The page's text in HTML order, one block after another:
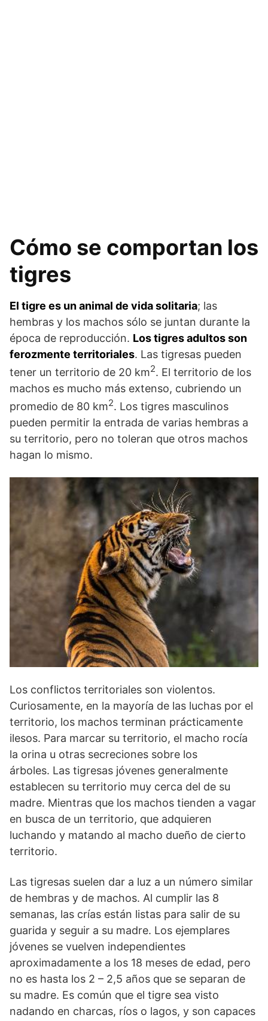
Cómo se comportan los
tigres
El tigre es un animal de vida solitaria; las
hembras y los machos sólo se juntan durante la
época de reproducción. Los tigres adultos son
ferozmente territoriales. Las tigresas pueden
tener un territorio de 20 km2. El territorio de los
machos es mucho más extenso, cubriendo un
promedio de 80 km2. Los tigres masculinos
pueden permitir la entrada de varias hembras a
su territorio, pero no toleran que otros machos
hagan lo mismo.
Los conflictos territoriales son violentos.
Curiosamente, en la mayoría de las luchas por el
territorio, los machos terminan prácticamente
ilesos. Para marcar su territorio, el macho rocía
la orina u otras secreciones sobre los
árboles. Las tigresas jóvenes generalmente
establecen su territorio muy cerca del de su
madre. Mientras que los machos tienden a vagar
en busca de un territorio, que adquieren
luchando y matando al macho dueño de cierto
territorio.
Las tigresas suelen dar a luz a un número similar
de hembras y de machos. Al cumplir las 8
semanas, las crías están listas para salir de su
guarida y seguir a su madre. Los ejemplares
jóvenes se vuelven independientes
aproximadamente a los 18 meses de edad, pero
no es hasta los 2 – 2,5 años que se separan de
su madre. Es común que el tigre sea visto
nadando en charcas, ríos o lagos, y son capaces